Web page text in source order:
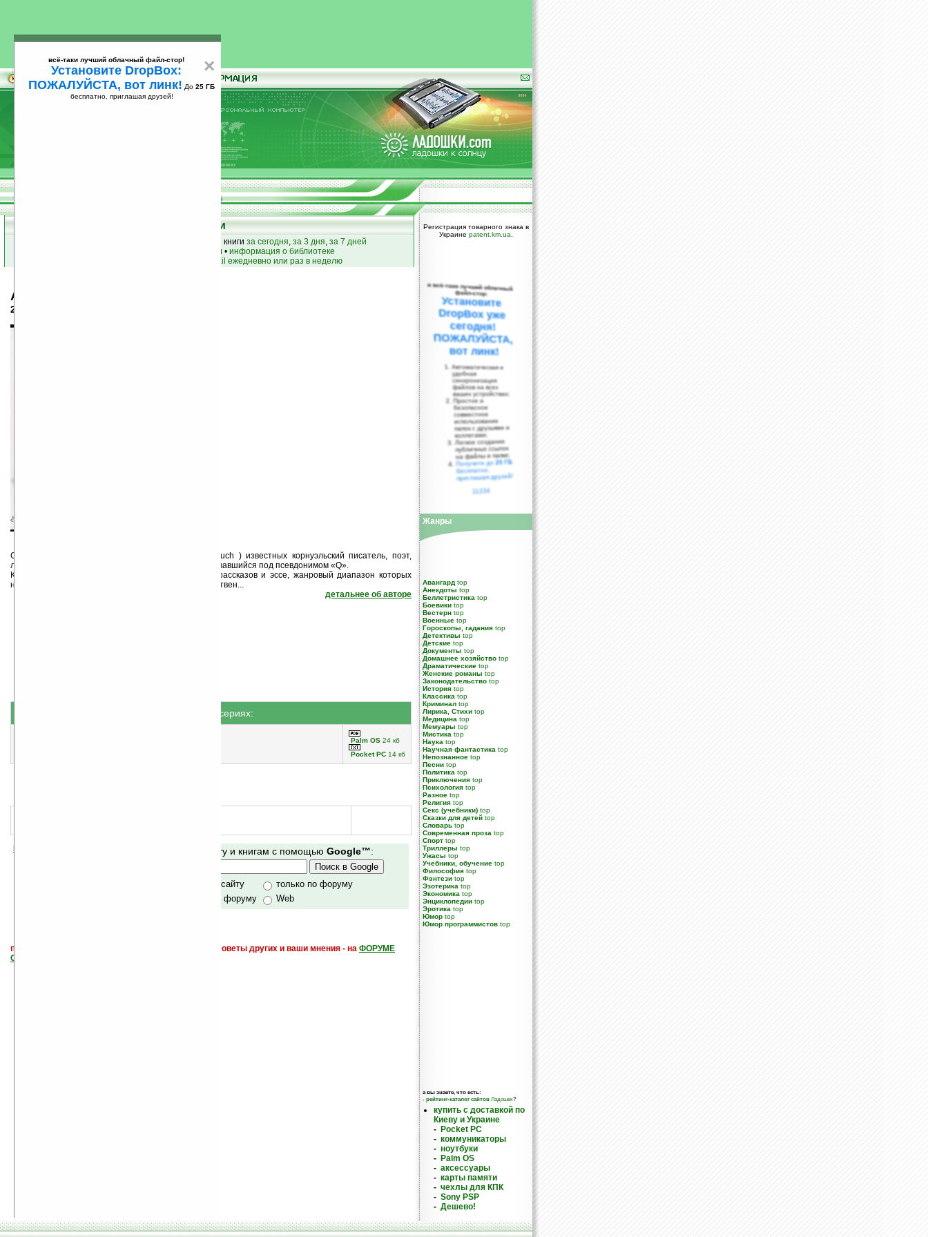
25
Книги
• новые книги за сегодня, за 3 дня, за 7 дней
книги по авторам • информация о библиотеке
на email ежедневно или раз в неделю
Артур Квиллер-Кауч
21.11.1863 — 12.05.1944
Сэр Артур Квиллер-Кауч (Arthur Thomas Quiller-Couch ) известных корнуэльский писатель, поэт,
литературный критик, историк и антологист, публиковавшийся под псевдонимом «Q».
Квиллер-Кауч автор огромного количество прозы, рассказов и эссе, жанровый диапазон которых
невероятно широк. Сказки и рассказы о сверхъестествен...
детальнее об авторе
Книги не в сериях:
Palm OS 24 кб
Pocket PC 14 кб
Поиск по сайту и книгам с помощью Google™:
только по сайту
только по форуму
по сайту и форуму
Web
поиск и обсуждение книг, новых, старых, лучших, советы других и ваши мнения - на ФОРУМЕ
САЙТА "Книги, книги, и другие книги"
Регистрация товарного знака в
Украине patent.km.ua
×
всё-таки лучший облачный файл-стор!
Установите DropBox:
ПОЖАЛУЙСТА, вот линк! До 25 ГБ
бесплатно, приглашая друзей!
и всё-таки лучший облачный
файл-стор:
Установите
DropBox уже
сегодня!
ПОЖАЛУЙСТА,
вот линк!
Автоматическая и
удобная
синхронизация
файлов на всех
ваших устройствах;
Простое и
безопасное
совместное
использование
папок с друзьями и
коллегами;
Легкое создание
публичных ссылок
на файлы и папки;
Получите до25 ГБ
бесплатно,
приглашая друзей!
11234
Жанры
Авангард top
Анекдоты top
Беллетристика top
Боевики top
Вестерн top
Военные top
Гороскопы, гадания top
Детективы top
Детские top
Документы top
Домашнее хозяйство top
Драматические top
Женские романы top
Законодательство top
История top
Классика top
Криминал top
Лирика, Стихи top
Медицина top
Мемуары top
Мистика top
Наука top
Научная фантастика top
Непознанное top
Песни top
Политика top
Приключения top
Психология top
Разное top
Религия top
Секс (учебники) top
Сказки для детей top
Словарь top
Современная проза top
Спорт top
Триллеры top
Ужасы top
Учебники, обучение top
Философия top
Фэнтези top
Эзотерика top
Экономика top
Энциклопедии top
Эротика top
Юмор top
Юмор программистов top
а вы знаете, что есть:
- рейтинг-каталог сайтов Ладошек?
купить с доставкой по
Киеву и Украине
- Pocket PC
- коммуникаторы
- ноутбуки
- Palm OS
- аксессуары
- карты памяти
- чехлы для КПК
- Sony PSP
- Дешево!